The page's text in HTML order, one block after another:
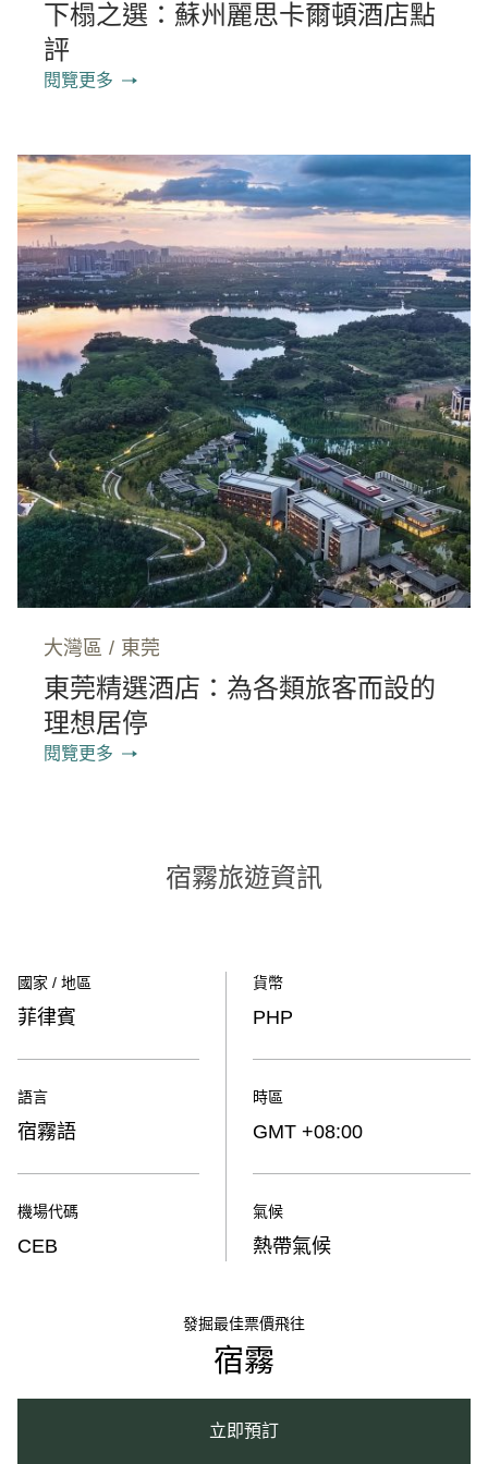
下榻之選：蘇州麗思卡爾頓酒店點
評
閱覽更多
大灣區 / 東莞
東莞精選酒店：為各類旅客而設的
理想居停
閱覽更多
宿霧旅遊資訊
國家 / 地區
菲律賓
語言
宿霧語
機場代碼
CEB
貨幣
PHP
時區
GMT +08:00
氣候
熱帶氣候
發掘最佳票價飛往
宿霧
立即預訂